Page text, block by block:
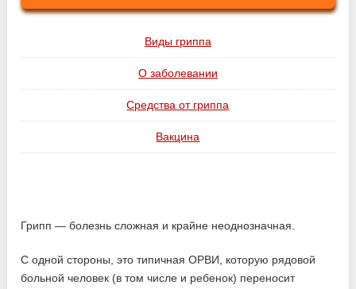
Виды гриппа
О заболевании
Средства от гриппа
Вакцина
Грипп — болезнь сложная и крайне неоднозначная.
С одной стороны, это типичная ОРВИ, которую рядовой
больной человек (в том числе и ребенок) переносит